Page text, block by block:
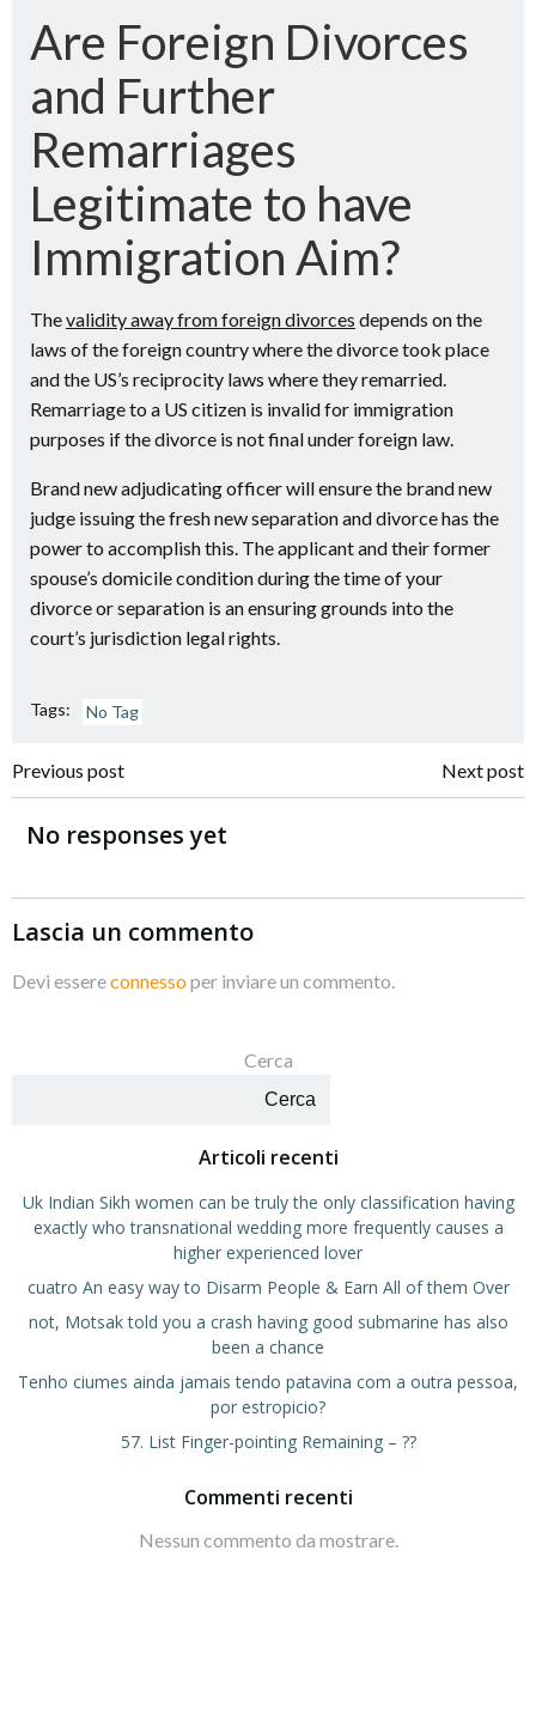
Are Foreign Divorces
and Further
Remarriages
Legitimate to have
Immigration Aim?
Thevalidity away from foreign divorces depends on the
laws of the foreign country where the divorce took place
and the US’s reciprocity laws where they remarried.
Remarriage to a US citizen is invalid for immigration
purposes if the divorce is not final under foreign law.
Brand new adjudicating officer will ensure the brand new
judge issuing the fresh new separation and divorce has the
power to accomplish this. The applicant and their former
spouse’s domicile condition during the time of your
divorce or separation is an ensuring grounds into the
court’s jurisdiction legal rights.
Tags: No Tag
Navigazione
articoli
Previous post
Navigazione
Next post
No responses yet
Lascia un commento
Devi essereconnessoper inviare un commento.
Cerca
Cerca
Articoli recenti
Uk Indian Sikh women can be truly the only classification having
exactly who transnational wedding more frequently causes a
higher experienced lover
cuatro An easy way to Disarm People & Earn All of them Over
not, Motsak told you a crash having good submarine has also
been a chance
Tenho ciumes ainda jamais tendo patavina com a outra pessoa,
por estropicio?
57. List Finger-pointing Remaining – ??
Commenti recenti
Nessun commento da mostrare.